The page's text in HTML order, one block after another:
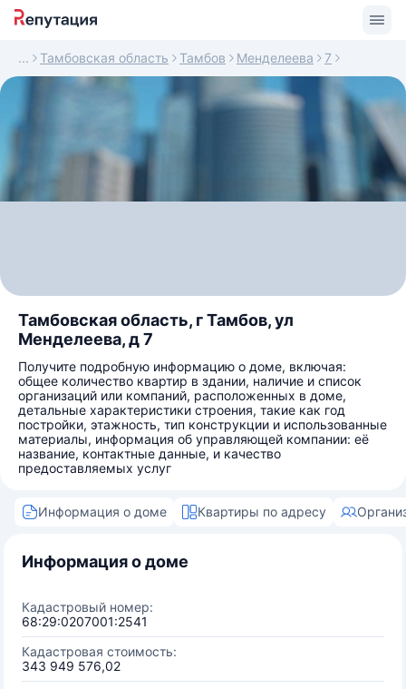
Тамбовская область Тамбов Менделеева 7
Тамбовская область, г Тамбов, ул
Менделеева, д 7
Получите подробную информацию о доме, включая:
общее количество квартир в здании, наличие и список
организаций или компаний, расположенных в доме,
детальные характеристики строения, такие как год
постройки, этажность, тип конструкции и использованные
материалы, информация об управляющей компании: её
название, контактные данные, и качество
предоставляемых услуг
Информация о доме Квартиры по адресу
Информация о доме
Кадастровый номер:
68:29:0207001:2541
Кадастровая стоимость:
343 949 576,02